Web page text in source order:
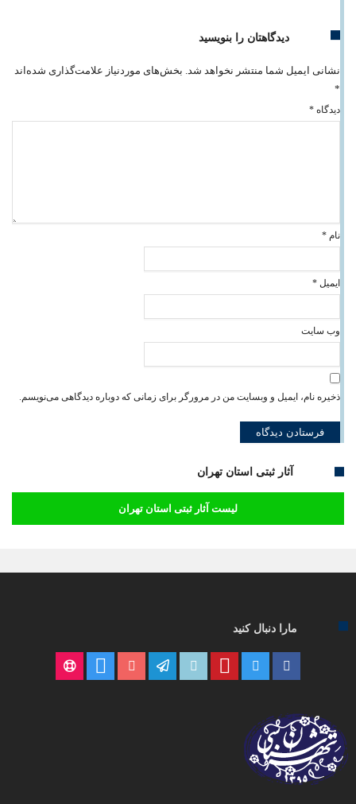
دیدگاهتان را بنویسید
نشانی ایمیل شما منتشر نخواهد شد. بخش‌های موردنیاز علامت‌گذاری شده‌اند
*
دیدگاه *
نام *
ایمیل *
وب‌ سایت
ذخیره نام، ایمیل و وبسایت من در مرورگر برای زمانی که دوباره دیدگاهی می‌نویسم.
آثار ثبتی استان تهران
لیست آثار ثبتی استان تهران
مارا دنبال کنید